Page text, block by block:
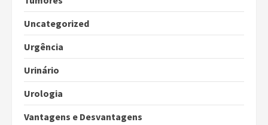
Uncategorized
Urgência
Urinário
Urologia
Vantagens e Desvantagens